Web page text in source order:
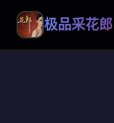
极品采花郎